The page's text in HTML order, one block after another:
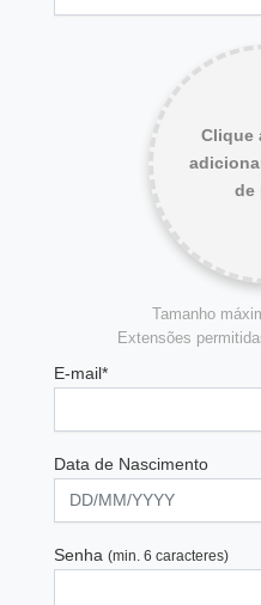
Clique
de
Tamanho
Extensões
E-mail*
Data de Nascimento
Senha (min. 6 caracteres)